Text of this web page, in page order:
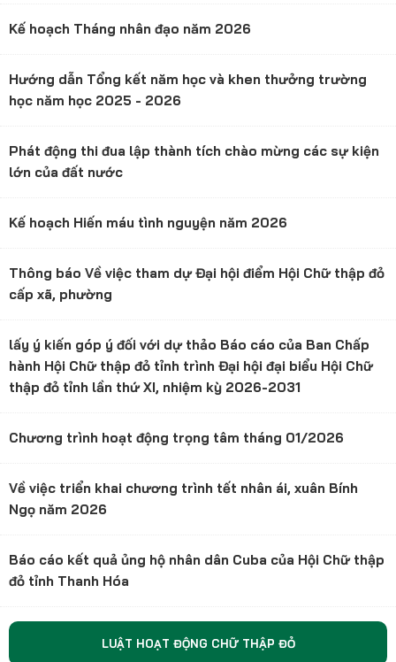
Kế hoạch Tháng nhân đạo năm 2026
Hướng dẫn Tổng kết năm học và khen thưởng trường
học năm học 2025 - 2026
Phát động thi đua lập thành tích chào mừng các sự kiện
lớn của đất nước
Kế hoạch Hiến máu tình nguyện năm 2026
Thông báo Về việc tham dự Đại hội điểm Hội Chữ thập đỏ
cấp xã, phường
lấy ý kiến góp ý đối với dự thảo Báo cáo của Ban Chấp
hành Hội Chữ thập đỏ tỉnh trình Đại hội đại biểu Hội Chữ
thập đỏ tỉnh lần thứ XI, nhiệm kỳ 2026-2031
Chương trình hoạt động trọng tâm tháng 01/2026
Về việc triển khai chương trình tết nhân ái, xuân Bính
Ngọ năm 2026
Báo cáo kết quả ủng hộ nhân dân Cuba của Hội Chữ thập
đỏ tỉnh Thanh Hóa
LUẬT HOẠT ĐỘNG CHỮ THẬP ĐỎ